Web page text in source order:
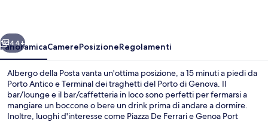
Avanti
44+
PanoramicaCamerePosizioneRegolamenti
Albergo della Posta vanta un'ottima posizione, a 15 minuti a piedi da
Porto Antico e Terminal dei traghetti del Porto di Genova. Il
bar/lounge e il bar/caffetteria in loco sono perfetti per fermarsi a
mangiare un boccone o bere un drink prima di andare a dormire.
Inoltre, luoghi d'interesse come Piazza De Ferrari e Genoa Port